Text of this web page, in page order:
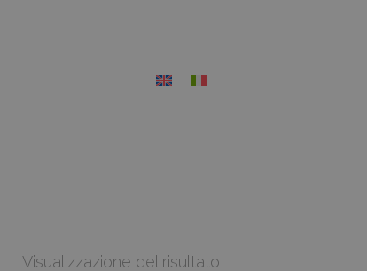
Visualizzazione del risultato